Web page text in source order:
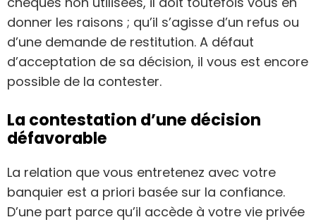
donner les raisons ; qu’il s’agisse d’un refus ou
d’une demande de restitution. A défaut
d’acceptation de sa décision, il vous est encore
possible de la contester.
La contestation d’une décision
défavorable
La relation que vous entretenez avec votre
banquier est a priori basée sur la confiance.
D’une part parce qu’il accède à votre vie privée